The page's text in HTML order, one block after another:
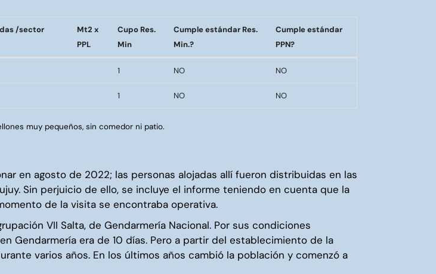
/sector
Mt2 x
PPL
Cupo Res.
Min
Cumple estándar Res.
Min.?
Cumple estándar
PPN?
Cumple estándar Res.
Cumple estándar
1 NO NO
1 NO NO
muy pequeños, sin comedor ni patio.
en agosto de 2022; las personas alojadas allí fueron distribuidas en las
Sin perjuicio de ello, se incluye el informe teniendo en cuenta que la
de la visita se encontraba operativa.
VII Salta, de Gendarmería Nacional. Por sus condiciones
Gendarmería era de 10 días. Pero a partir del establecimiento de la
varios años. En los últimos años cambió la población y comenzó a